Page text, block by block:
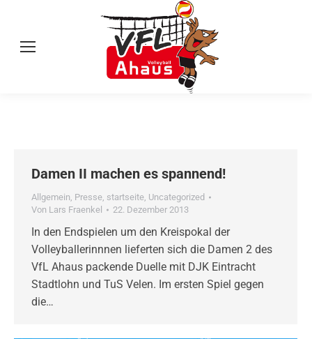
Damen II machen es spannend!
Allgemein, Presse, startseite, Uncategorized
Von Lars Fraenkel 22. Dezember 2013
In den Endspielen um den Kreispokal der
Volleyballerinnnen lieferten sich die Damen 2 des
VfL Ahaus packende Duelle mit DJK Eintracht
Stadtlohn und TuS Velen. Im ersten Spiel gegen
die…